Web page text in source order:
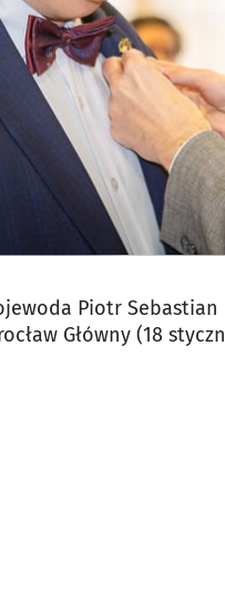
Piotr
Główny (18